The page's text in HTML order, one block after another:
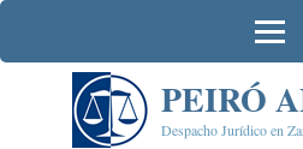
Saltar
contenido
PEIRÓ
Despacho Jurídico en